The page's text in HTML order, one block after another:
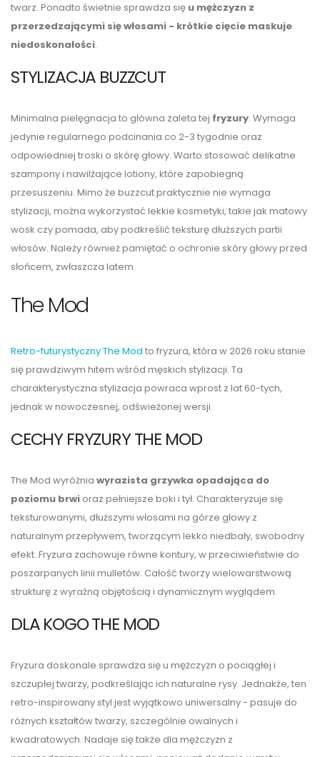
twarz. Ponadto świetnie sprawdza się u mężczyzn z
przerzedzającymi się włosami - krótkie cięcie maskuje
niedoskonałości.
STYLIZACJA BUZZCUT
Minimalna pielęgnacja to główna zaleta tej fryzury. Wymaga
jedynie regularnego podcinania co 2-3 tygodnie oraz
odpowiedniej troski o skórę głowy. Warto stosować delikatne
szampony i nawilżające lotiony, które zapobiegną
przesuszeniu. Mimo że buzzcut praktycznie nie wymaga
stylizacji, można wykorzystać lekkie kosmetyki, takie jak matowy
wosk czy pomada, aby podkreślić teksturę dłuższych partii
włosów. Należy również pamiętać o ochronie skóry głowy przed
słońcem, zwłaszcza latem.
The Mod
Retro-futurystyczny The Mod to fryzura, która w 2026 roku stanie
się prawdziwym hitem wśród męskich stylizacji. Ta
charakterystyczna stylizacja powraca wprost z lat 60-tych,
jednak w nowoczesnej, odświeżonej wersji.
CECHY FRYZURY THE MOD
The Mod wyróżnia wyrazista grzywka opadająca do
poziomu brwi oraz pełniejsze boki i tył. Charakteryzuje się
teksturowanymi, dłuższymi włosami na górze głowy z
naturalnym przepływem, tworzącym lekko niedbały, swobodny
efekt. Fryzura zachowuje równe kontury, w przeciwieństwie do
poszarpanych linii mulletów. Całość tworzy wielowarstwową
strukturę z wyraźną objętością i dynamicznym wyglądem.
DLA KOGO THE MOD
Fryzura doskonale sprawdza się u mężczyzn o pociągłej i
szczupłej twarzy, podkreślając ich naturalne rysy. Jednakże, ten
retro-inspirowany styl jest wyjątkowo uniwersalny - pasuje do
różnych kształtów twarzy, szczególnie owalnych i
kwadratowych. Nadaje się także dla mężczyzn z